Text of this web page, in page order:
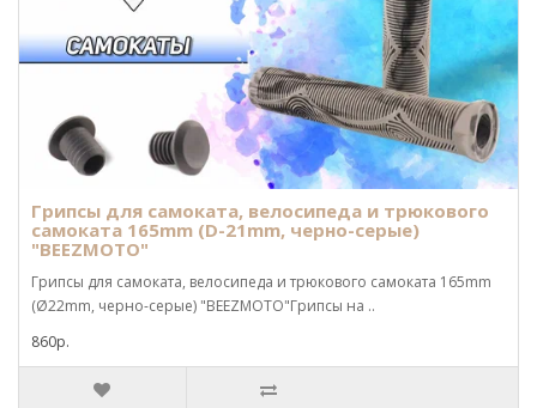
Грипсы для самоката, велосипеда и трюкового
самоката 165mm (D-21mm, черно-серые)
"BEEZMOTO"
Грипсы для самоката, велосипеда и трюкового самоката 165mm
(Ø22mm, черно-серые) "BEEZMOTO"Грипсы на ..
860р.